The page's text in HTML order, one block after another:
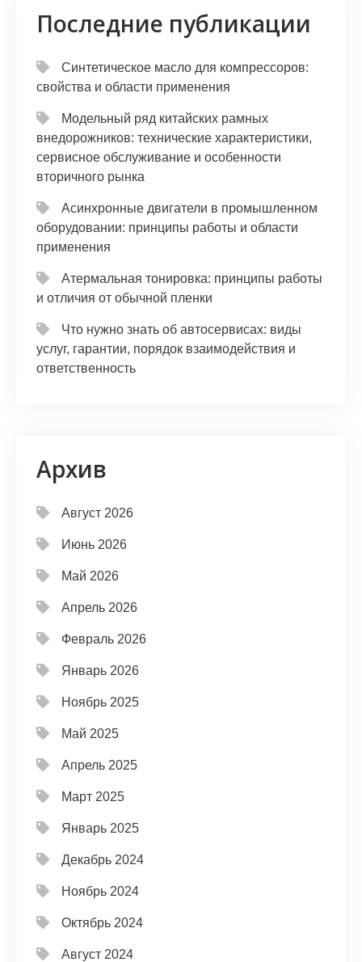
Последние публикации
Синтетическое масло для компрессоров:
свойства и области применения
Модельный ряд китайских рамных
внедорожников: технические характеристики,
сервисное обслуживание и особенности
вторичного рынка
Асинхронные двигатели в промышленном
оборудовании: принципы работы и области
применения
Атермальная тонировка: принципы работы
и отличия от обычной пленки
Что нужно знать об автосервисах: виды
услуг, гарантии, порядок взаимодействия и
ответственность
Архив
Август 2026
Июнь 2026
Май 2026
Апрель 2026
Февраль 2026
Январь 2026
Ноябрь 2025
Май 2025
Апрель 2025
Март 2025
Январь 2025
Декабрь 2024
Ноябрь 2024
Октябрь 2024
Август 2024